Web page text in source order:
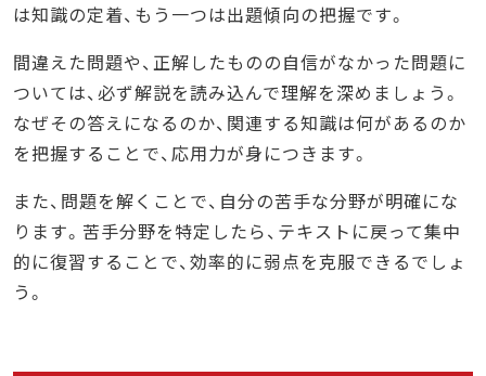
は知識の定着、もう一つは出題傾向の把握です。
間違えた問題や、正解したものの自信がなかった問題に
ついては、必ず解説を読み込んで理解を深めましょう。
なぜその答えになるのか、関連する知識は何があるのか
を把握することで、応用力が身につきます。
また、問題を解くことで、自分の苦手な分野が明確にな
ります。苦手分野を特定したら、テキストに戻って集中
的に復習することで、効率的に弱点を克服できるでしょ
う。